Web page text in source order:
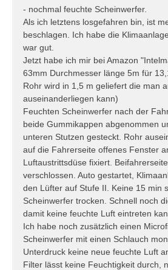
r
a
g
- nochmal feuchte Scheinwerfer.
Als ich letztens losgefahren bin, ist
beschlagen. Ich habe die
war gut.
Jetzt habe ich mir bei Amazon
63mm Durchmesser länge 5m für
Rohr wird in 1,5 m geliefert die man
auseinanderliegen kann)
Feuchten Scheinwerfer nach der
beide Gummikappen abgenommen
unteren Stutzen gesteckt. Rohr
auf die Fahrerseite offenes Fenster
Luftaustrittsdüse fixiert.
verschlossen. Auto gestartet,
den Lüfter auf Stufe II. Keine 15 min
Scheinwerfer trocken. Schnell noch
damit keine feuchte Luft eintreten
Ich habe noch zusätzlich einen
Scheinwerfer mit einen Schlauch
Unterdruck keine neue feuchte Luft
Filter lässt keine Feuchtigkeit durch,